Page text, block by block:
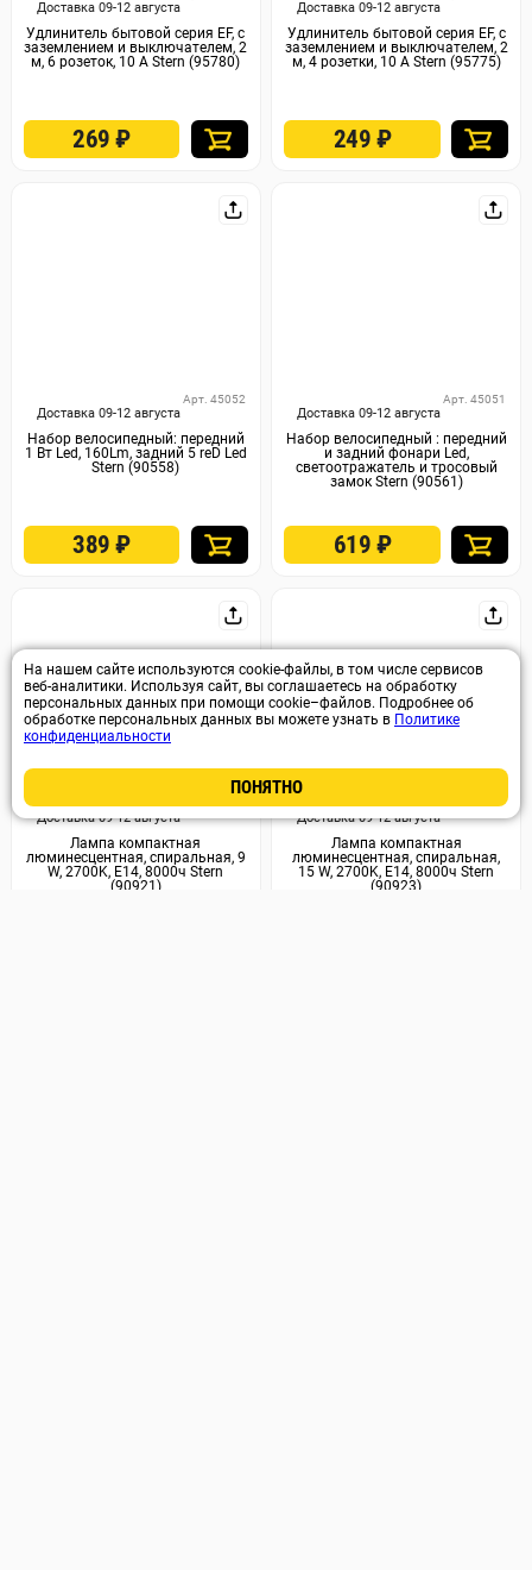
Доставка 09-12 августа
Удлинитель бытовой серия EF, с
заземлением и выключателем, 2
м, 6 розеток, 10 A Stern (95780)
269₽
Доставка 09-12 августа
Удлинитель бытовой серия EF, с
заземлением и выключателем, 2
м, 4 розетки, 10 A Stern (95775)
249 ₽
Доставка 09-12 августа
Арт. 45052
Набор велосипедный: передний
1 Вт Led, 160Lm, задний 5 reD Led
Stern (90558)
389₽
Доставка 09-12 августа
Арт. 45051
Набор велосипедный : передний
и задний фонари Led,
светоотражатель и тросовый
замок Stern (90561)
619 ₽
Доставка 09-12 августа
Арт. 45050
Лампа компактная
люминесцентная, спиральная, 9
W, 2700K, E14, 8000ч Stern
(90921)
Доставка 09-12 августа
Арт. 45049
Лампа компактная
люминесцентная, спиральная,
15 W, 2700K, E14, 8000ч Stern
(90923)
На нашем сайте используются cookie-файлы, в том числе сервисов
веб-аналитики. Используя сайт, вы соглашаетесь на обработку
персональных данных при помощи cookie–файлов. Подробнее об
обработке персональных данных вы можете узнать в Политике
конфиденциальности
ПОНЯТНО